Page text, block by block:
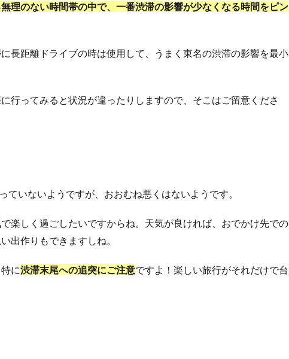
理のない時間帯の中で、一番渋滞の影響が少なくなる時間をピン
長距離ドライブの時は使用して、うまく東名の渋滞の影響を最小
行ってみると状況が違ったりしますので、そこはご留意くださ
いないようですが、おおむね悪くはないようです。
楽しく過ごしたいですからね。天気が良ければ、おでかけ先での
出作りもできますしね。
に渋滞末尾への追突にご注意ですよ！楽しい旅行がそれだけで台